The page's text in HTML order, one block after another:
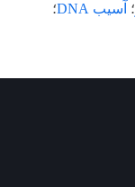
؛ آسیب DNA
؛